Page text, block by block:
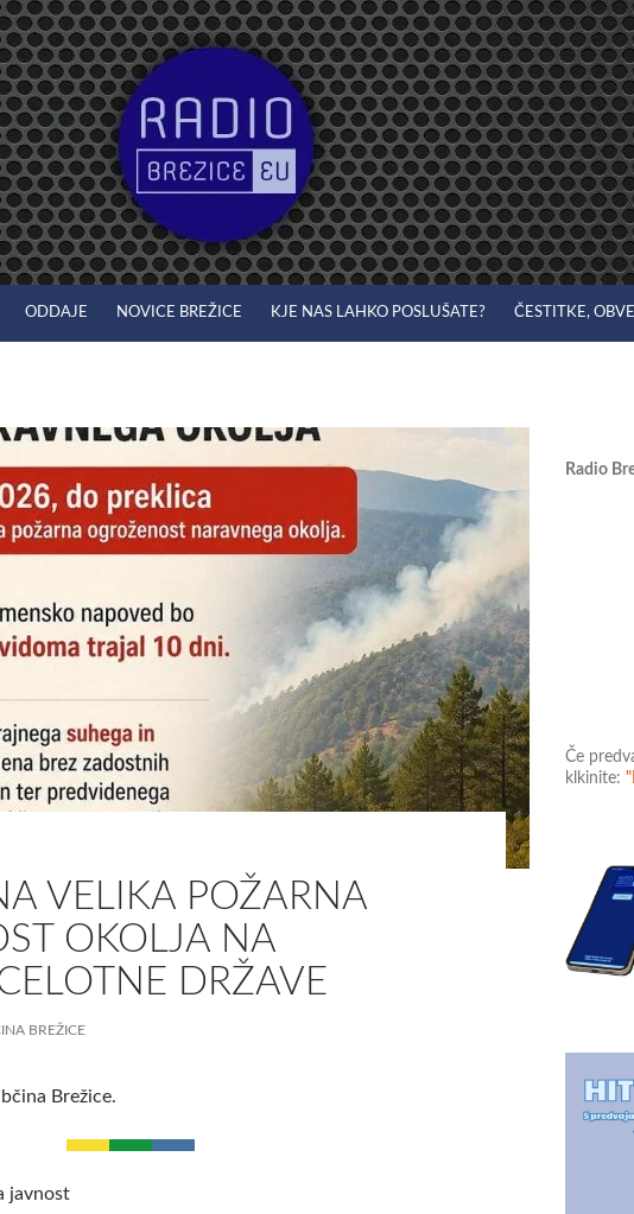
ODDAJE NOVICE BREŽICE KJE NAS LAHKO POSLUŠATE? ČESTITKE,
VELIKA POŽARNA
OKOLJA NA
DRŽAVE
BREŽICE
Brežice.
javnost
Radio
Če
klkinite: